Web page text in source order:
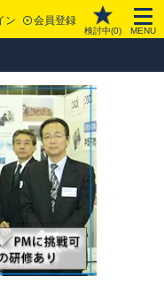
ン 会員登録
検討中(0) MENU